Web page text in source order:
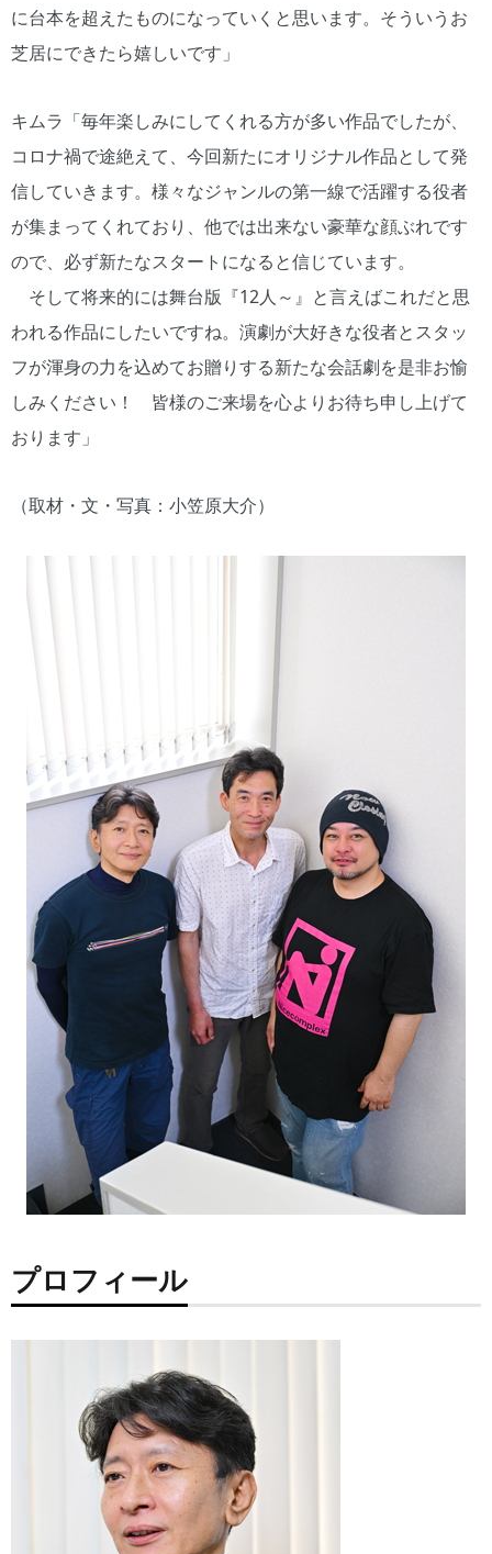
に台本を超えたものになっていくと思います。そういうお
芝居にできたら嬉しいです」
キムラ「毎年楽しみにしてくれる方が多い作品でしたが、
コロナ禍で途絶えて、今回新たにオリジナル作品として発
信していきます。様々なジャンルの第一線で活躍する役者
が集まってくれており、他では出来ない豪華な顔ぶれです
ので、必ず新たなスタートになると信じています。
そして将来的には舞台版『12人～』と言えばこれだと思
われる作品にしたいですね。演劇が大好きな役者とスタッ
フが渾身の力を込めてお贈りする新たな会話劇を是非お愉
しみください！ 皆様のご来場を心よりお待ち申し上げて
おります」
（取材・文・写真：小笠原大介）
プロフィール